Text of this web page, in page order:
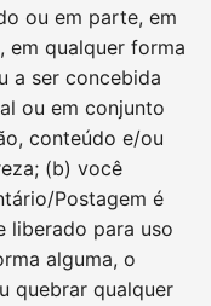
ou em parte, em
em qualquer forma
a ser concebida
ou em conjunto
conteúdo e/ou
(b) você
Postagem é
liberado para uso
alguma, o
quebrar qualquer